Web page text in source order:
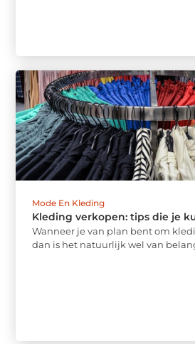
Mode En Kleding
Kleding verkopen: tips die je
Wanneer je van plan bent om
dan is het natuurlijk wel van